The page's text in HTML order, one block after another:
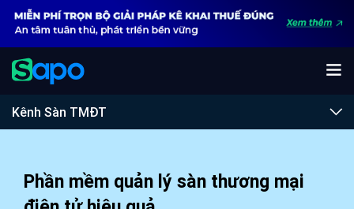
Kênh Sàn TMĐT
Phần mềm quản lý sàn thương mại